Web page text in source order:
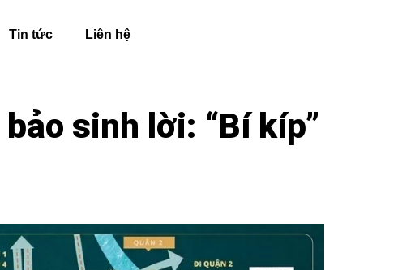
Tin tức Liên hệ
sinh lời: “Bí kíp”